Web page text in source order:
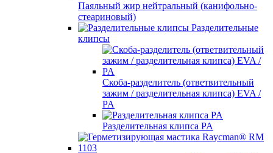
Паяльный жир нейтральный (канифольно-
стеариновый)
Разделительные
клипсы
Скоба-разделитель (ответвительный
зажим / разделительная клипса) EVA /
PA
Разделительная клипса PA